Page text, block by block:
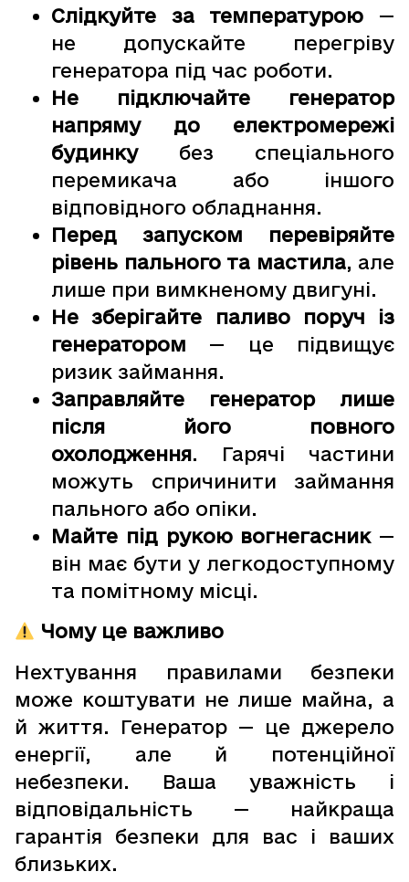
Слідкуйте за температурою —
не допускайте перегріву
генератора під час роботи.
Не підключайте генератор
напряму до електромережі
будинкубез спеціального
перемикача або іншого
відповідного обладнання.
Перед запуском перевіряйте
рівень пального та мастила, але
лише при вимкненому двигуні.
Не зберігайте паливо поруч із
генератором — це підвищує
ризик займання.
Заправляйте генератор лише
після його повного
охолодження. Гарячі частини
можуть спричинити займання
пального або опіки.
Майте під рукою вогнегасник—
він має бути у легкодоступному
та помітному місці.
Чому це важливо
Нехтування правилами безпеки
може коштувати не лише майна, а
й життя. Генератор — це джерело
енергії, але й потенційної
небезпеки. Ваша уважність і
відповідальність — найкраща
гарантія безпеки для вас і ваших
близьких.